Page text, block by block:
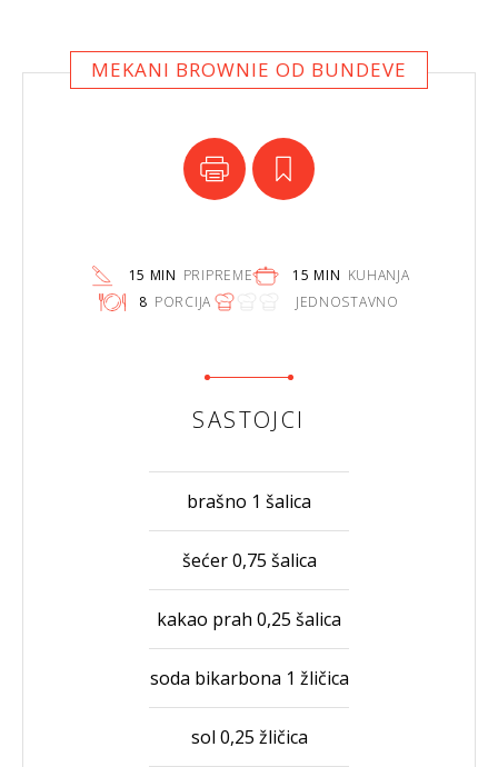
MEKANI BROWNIE OD BUNDEVE
15 MIN PRIPREME 15 MIN KUHANJA
8 PORCIJA JEDNOSTAVNO
SASTOJCI
brašno 1 šalica
šećer 0,75 šalica
kakao prah 0,25 šalica
soda bikarbona 1 žličica
sol 0,25 žličica